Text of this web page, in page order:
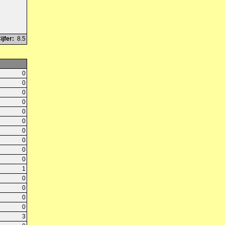
8.5
0
0
0
0
0
0
0
0
0
0
1
0
0
0
0
3